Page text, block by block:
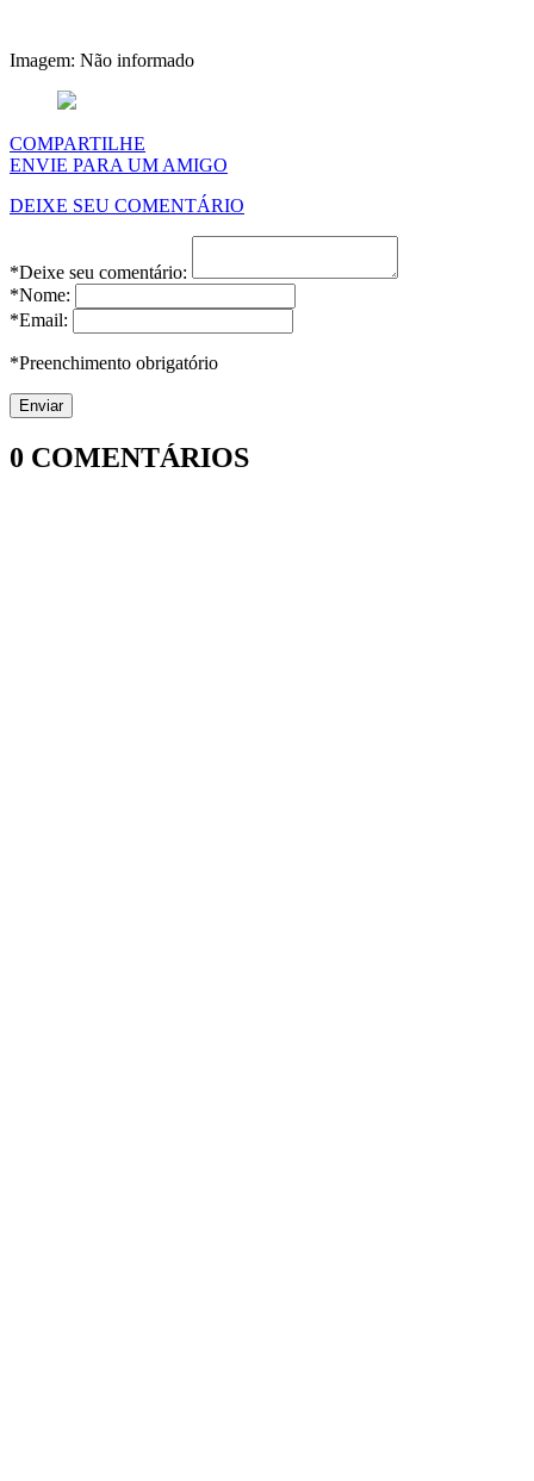
Imagem: Não informado
COMPARTILHE
ENVIE PARA UM AMIGO
DEIXE SEU COMENTÁRIO
*Deixe seu comentário:
*Nome:
*Email:
*Preenchimento obrigatório
0 COMENTÁRIOS